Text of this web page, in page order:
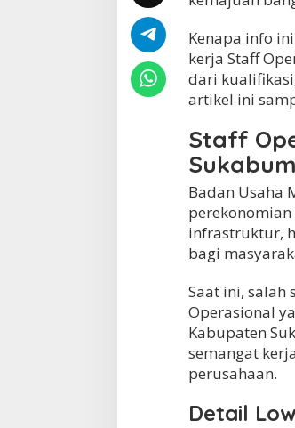
n
S
u
k
b
u
m
i
,
K
a
b
.
u
a
b
u
m
i
Kenapa info
kerja Staff
dari
artikel ini
Staff
Badan Usaha
infrastruktur,
bagi
Saat ini, salah
Operasional
Kabupaten
semangat
perusahaan.
Detail